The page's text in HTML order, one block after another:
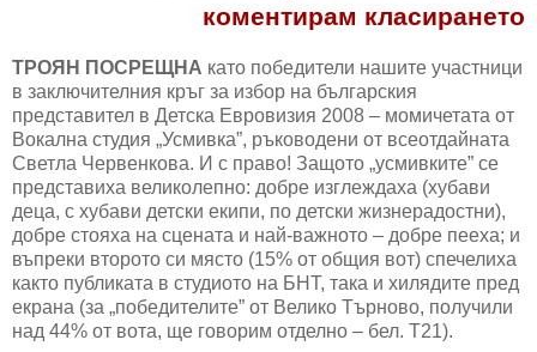
коментирам класирането
ТРОЯН ПОСРЕЩНА като победители нашите участници
в заключителния кръг за избор на българския
представител в Детска Евровизия 2008 – момичетата от
Вокална студия „Усмивка”, ръководени от всеотдайната
Светла Червенкова. И с право! Защото „усмивките” се
представиха великолепно: добре изглеждаха (хубави
деца, с хубави детски екипи, по детски жизнерадостни),
добре стояха на сцената и най-важното – добре пееха; и
въпреки второто си място (15% от общия вот) спечелиха
както публиката в студиото на БНТ, така и хилядите пред
екрана (за „победителите” от Велико Търново, получили
над 44% от вота, ще говорим отделно – бел. Т21).